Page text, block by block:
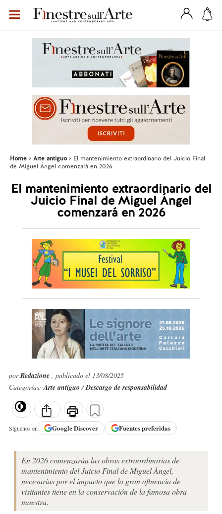
Home Arte antiguo
El mantenimiento extraordinario del Juicio Final
de Miguel Ángel comenzará en 2026
El mantenimiento extraordinario del
Juicio Final de Miguel Ángel
comenzará en 2026
porRedazione , publicado el 13/08/2025
Categorías:Arte antiguo/Descargo de responsabilidad
Síguenos en GoogleDiscover Fuentes preferidas
En 2026 comenzarán las obras extraordinarias de
mantenimiento del Juicio Final de Miguel Ángel,
necesarias por el impacto que la gran afluencia de
visitantes tiene en la conservación de la famosa obra
maestra.